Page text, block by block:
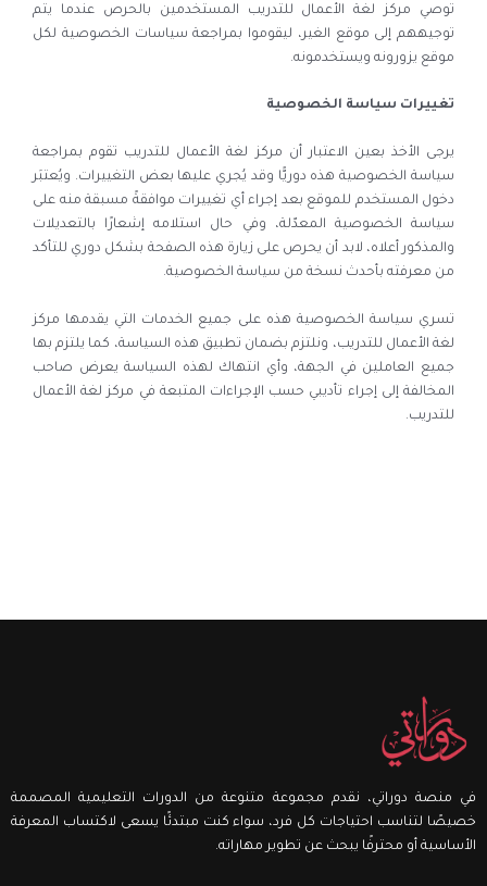
توصي مركز لغة الأعمال للتدريب المستخدمين بالحرص عندما يتم
توجيههم إلى موقع الغير، ليقوموا بمراجعة سياسات الخصوصية لكل
موقع يزورونه ويستخدمونه.
تغييرات سياسة الخصوصية
يرجى الأخذ بعين الاعتبار أن مركز لغة الأعمال للتدريب تقوم بمراجعة
سياسة الخصوصية هذه دوريًّا وقد يُجري عليها بعض التغييرات. ويُعتبَر
دخول المستخدم للموقع بعد إجراء أي تغييرات موافقةً مسبقة منه على
سياسة الخصوصية المعدّلة، وفي حال استلامه إشعارًا بالتعديلات
والمذكور أعلاه، لابد أن يحرص على زيارة هذه الصفحة بشكل دوري للتأكد
من معرفته بأحدث نسخة من سياسة الخصوصية.
تسري سياسة الخصوصية هذه على جميع الخدمات التي يقدمها مركز
لغة الأعمال للتدريب، ونلتزم بضمان تطبيق هذه السياسة، كما يلتزم بها
جميع العاملين في الجهة، وأي انتهاك لهذه السياسة يعرض صاحب
المخالفة إلى إجراء تأديبي حسب الإجراءات المتبعة في مركز لغة الأعمال
للتدريب.
في منصة دوراتي، نقدم مجموعة متنوعة من الدورات التعليمية المصممة
خصيصًا لتناسب احتياجات كل فرد، سواء كنت مبتدئًا يسعى لاكتساب المعرفة
الأساسية أو محترفًا يبحث عن تطوير مهاراته.